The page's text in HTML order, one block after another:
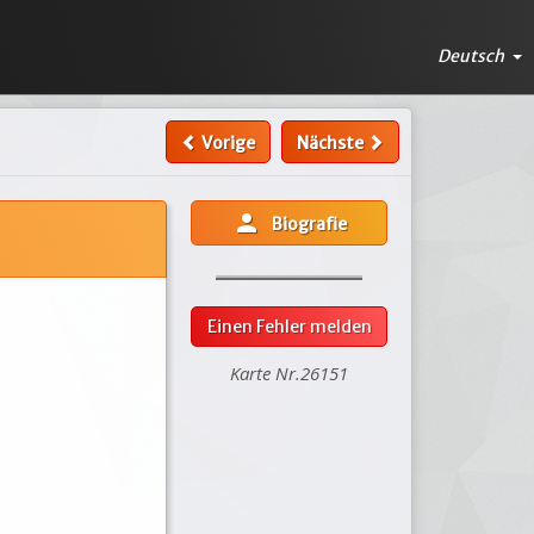
Deutsch
Vorige Nächste
person Biografie
Einen Fehler melden
Karte Nr.26151